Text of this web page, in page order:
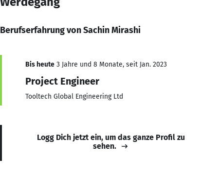
Berufserfahrung von Sachin Mirashi
Bis heute 3 Jahre und 8 Monate, seit Jan. 2023
Project Engineer
Tooltech Global Engineering Ltd
Logg Dich jetzt ein, um das ganze Profil zu
sehen.